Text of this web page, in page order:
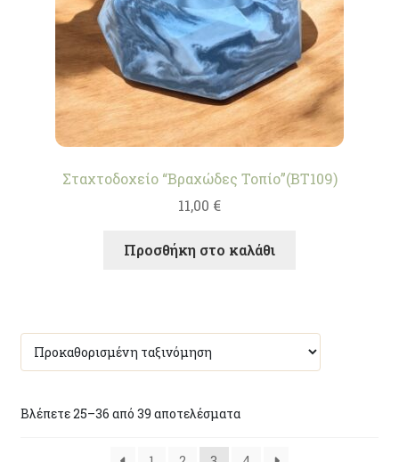
Σταχτοδοχείο “Βραχώδες Τοπίο”(BT109)
11,00 €
Προσθήκη στο καλάθι
Βλέπετε 25–36 από 39 αποτελέσματα